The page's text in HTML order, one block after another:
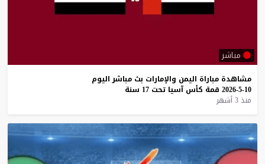
مباشر
مشاهدة مباراة اليمن والإمارات بث مباشر اليوم
10-5-2026
قمة كأس آسيا تحت 17 سنة
منذ 3 أشهر